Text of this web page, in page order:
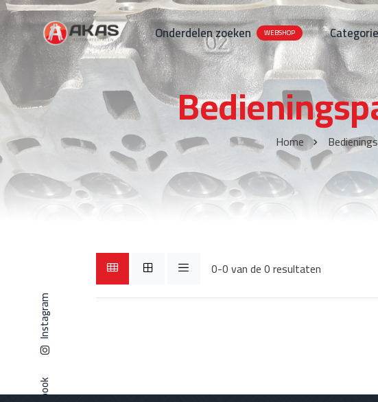
Onderdelen zoeken WEBSHOP
Home
0-0 van de 0 resultaten
Instagram